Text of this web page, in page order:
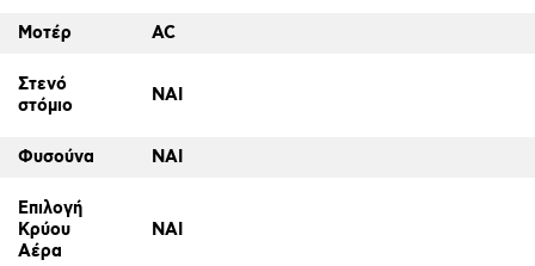
Μοτέρ AC
Στενό
στόμιο
ΝΑΙ
Φυσούνα ΝΑΙ
Επιλογή
Κρύου
Αέρα
ΝΑΙ